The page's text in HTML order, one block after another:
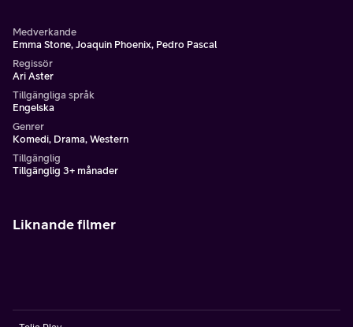
Medverkande
Emma Stone, Joaquin Phoenix, Pedro Pascal
Regissör
Ari Aster
Tillgängliga språk
Engelska
Genrer
Komedi, Drama, Western
Tillgänglig
Tillgänglig 3+ månader
Liknande filmer